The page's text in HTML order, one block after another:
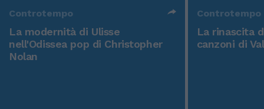
Controtempo
La modernità di Ulisse
nell'Odissea pop di Christopher
Nolan
Controtempo
La rinascita
canzoni di